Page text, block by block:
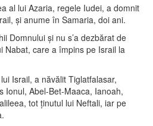
al lui Azaria, regele Iudei, a domnit
şi anume în Samaria, doi ani.
Domnului şi nu s’a dezbărat de
Nabat, care a împins pe Israil la
Israil, a năvălit Tiglatfalasar,
Ionul, Abel-Bet-Maaca, Ianoah,
tot ţinutul lui Neftali, iar pe